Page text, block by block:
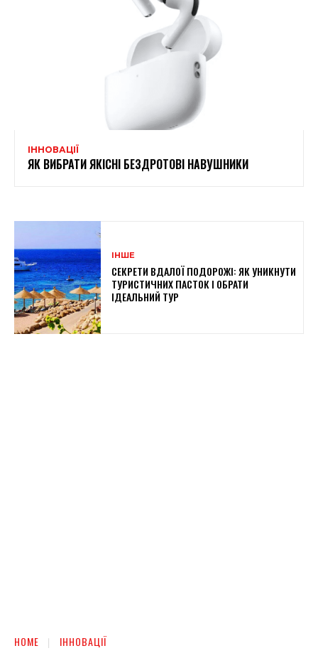
ІННОВАЦІЇ
ЯК ВИБРАТИ ЯКІСНІ БЕЗДРОТОВІ НАВУШНИКИ
ІНШЕ
СЕКРЕТИ ВДАЛОЇ ПОДОРОЖІ: ЯК УНИКНУТИ
ТУРИСТИЧНИХ ПАСТОК І ОБРАТИ
ІДЕАЛЬНИЙ ТУР